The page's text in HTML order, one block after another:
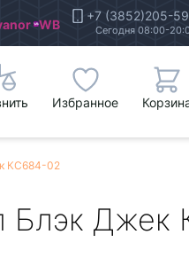
WB +7 (3852)205-
Сегодня 08:00-
Избранное
КС684-02
Блэк